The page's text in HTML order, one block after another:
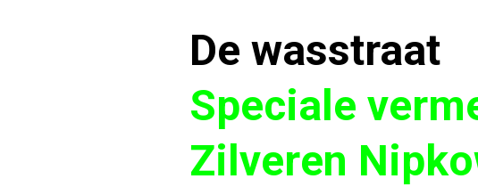
De wasstraat
Speciale
Zilveren